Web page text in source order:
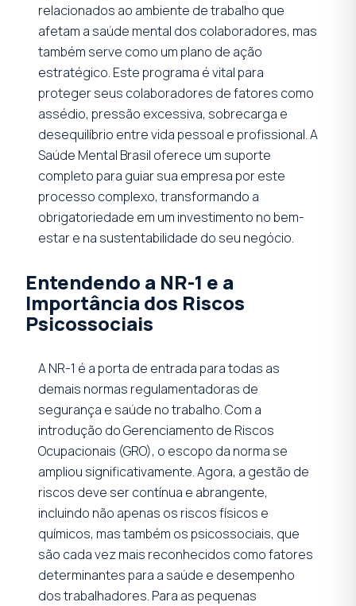
relacionados ao ambiente de trabalho que
afetam a saúde mental dos colaboradores, mas
também serve como um plano de ação
estratégico. Este programa é vital para
proteger seus colaboradores de fatores como
assédio, pressão excessiva, sobrecarga e
desequilíbrio entre vida pessoal e profissional. A
Saúde Mental Brasil oferece um suporte
completo para guiar sua empresa por este
processo complexo, transformando a
obrigatoriedade em um investimento no bem-
estar e na sustentabilidade do seu negócio.
Entendendo a NR-1 e a
Importância dos Riscos
Psicossociais
A NR-1 é a porta de entrada para todas as
demais normas regulamentadoras de
segurança e saúde no trabalho. Com a
introdução do Gerenciamento de Riscos
Ocupacionais (GRO), o escopo da norma se
ampliou significativamente. Agora, a gestão de
riscos deve ser contínua e abrangente,
incluindo não apenas os riscos físicos e
químicos, mas também os psicossociais, que
são cada vez mais reconhecidos como fatores
determinantes para a saúde e desempenho
dos trabalhadores. Para as pequenas